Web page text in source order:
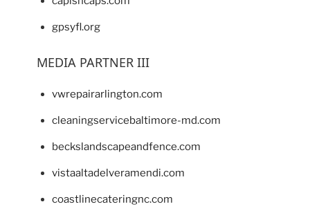
gpsyfl.org
MEDIA PARTNER III
vwrepairarlington.com
cleaningservicebaltimore-md.com
beckslandscapeandfence.com
vistaaltadelveramendi.com
coastlinecateringnc.com